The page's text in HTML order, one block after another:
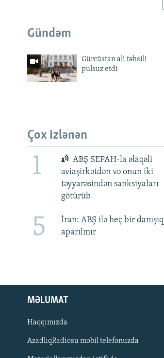
Gündəm
Gürcüstan ali təhsili
pulsuz etdi
Çox izlənən
1
ABŞ SEPAH-la əlaqəli
aviaşirkətdən və onun iki
təyyarəsindən sanksiyaları
götürüb
5
İran: ABŞ ilə heç bir danışıq
aparılmır
MƏLUMAT
Haqqımızda
AzadlıqRadiosu mobil telefonuzda